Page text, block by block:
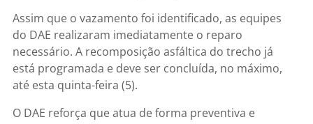
Assim que o vazamento foi identificado, as equipes
do DAE realizaram imediatamente o reparo
necessário. A recomposição asfáltica do trecho já
está programada e deve ser concluída, no máximo,
até esta quinta-feira (5).
O DAE reforça que atua de forma preventiva e